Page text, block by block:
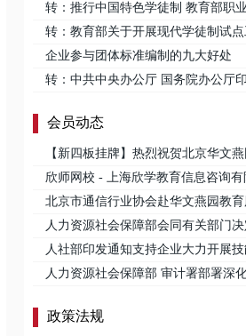
企业参与团体标准编制的九大好处
会员动态
欣师网校 - 上海欣学教育信息咨询有
政策法规